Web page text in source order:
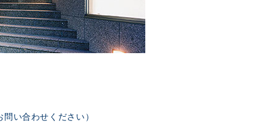
い合わせください）